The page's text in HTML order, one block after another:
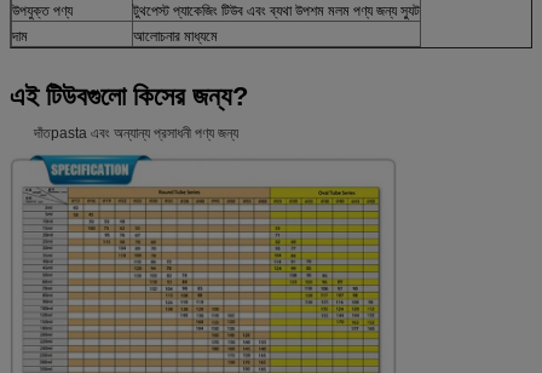
উপযুক্ত পণ্য
টুথপেস্ট প্যাকেজিং টিউব এবং ব্যথা উপশম মলম পণ্য জন্য স্যুট
দাম
আলোচনার মাধ্যমে
এই টিউবগুলো কিসের জন্য?
দাঁতpasta এবং অন্যান্য প্রসাধনী পণ্য জন্য